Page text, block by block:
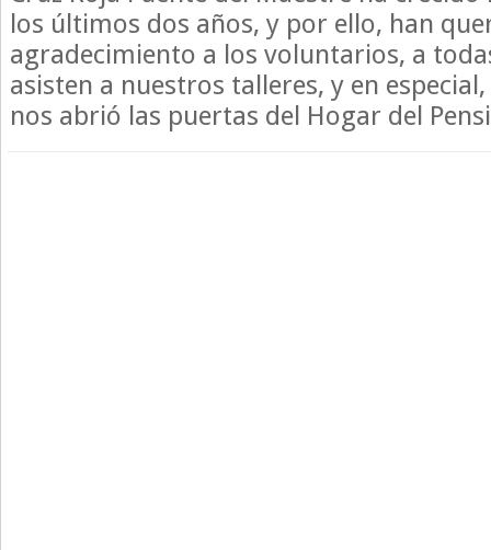
los últimos dos años, y por ello, han
agradecimiento a los voluntarios, a
asisten a nuestros talleres, y en especial,
nos abrió las puertas del Hogar del